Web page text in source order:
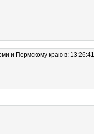
и Пермскому краю в: 13:26:41